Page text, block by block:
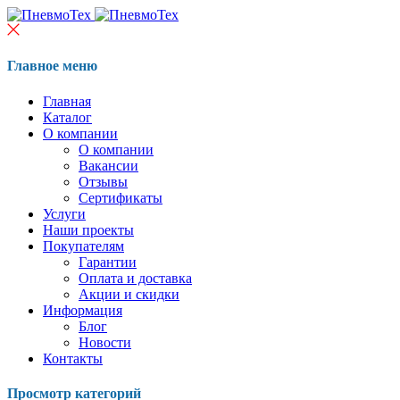
Главное меню
Главная
Каталог
О компании
О компании
Вакансии
Отзывы
Сертификаты
Услуги
Наши проекты
Покупателям
Гарантии
Оплата и доставка
Акции и скидки
Информация
Блог
Новости
Контакты
Просмотр категорий